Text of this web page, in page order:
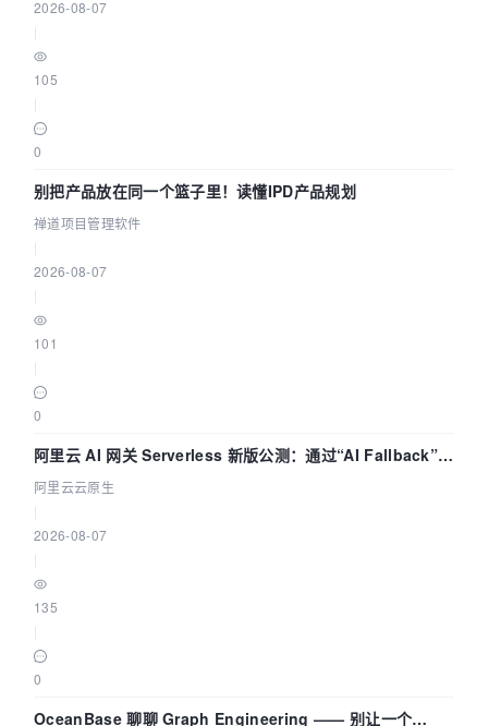
2026-08-07
105
0
别把产品放在同一个篮子里！读懂IPD产品规划
禅道项目管理软件
2026-08-07
101
0
阿里云 AI 网关 Serverless 新版公测：通过“AI Fallback”与
拓扑可视化构建 AI 流量治理底座
阿里云云原生
2026-08-07
135
0
OceanBase 聊聊 Graph Engineering —— 别让一个